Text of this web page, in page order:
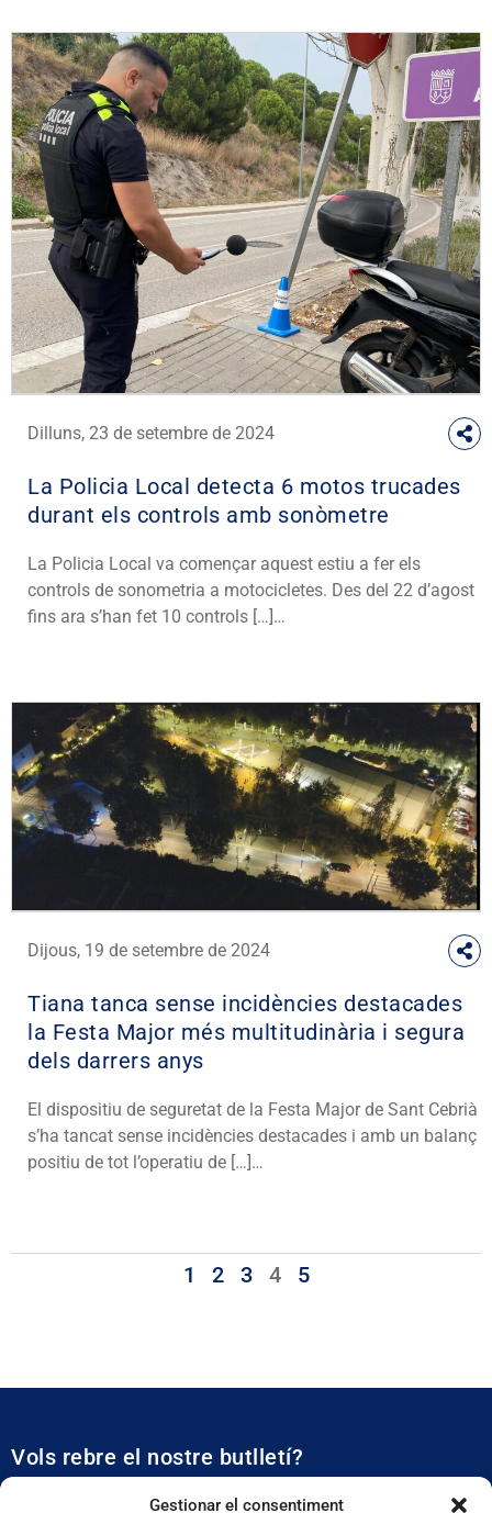
Gestionar el consentiment
Dilluns, 23 de setembre de 2024
La Policia Local detecta 6 motos trucades
durant els controls amb sonòmetre
La Policia Local va començar aquest estiu a fer els
controls de sonometria a motocicletes. Des del 22 d’agost
fins ara s’han fet 10 controls […]…
Dijous, 19 de setembre de 2024
Tiana tanca sense incidències destacades
la Festa Major més multitudinària i segura
dels darrers anys
El dispositiu de seguretat de la Festa Major de Sant Cebrià
s’ha tancat sense incidències destacades i amb un balanç
positiu de tot l’operatiu de […]…
1 2 3 4 5
Vols rebre el nostre butlletí?